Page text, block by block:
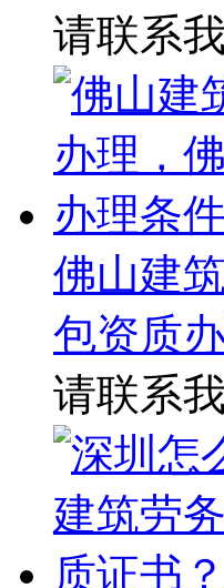
请联系
佛山建
包资质
请联系